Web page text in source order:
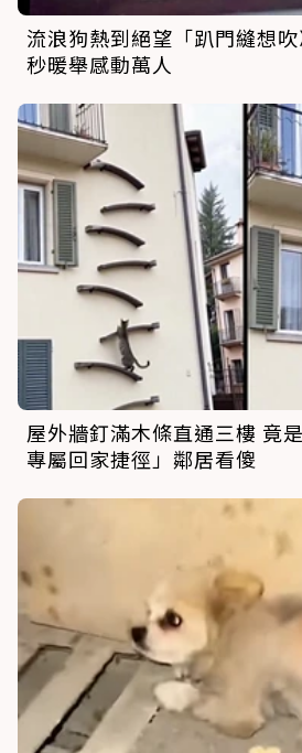
流浪狗熱到絕望「趴門縫想
秒暖舉感動萬人
屋外牆釘滿木條直通三樓 竟
專屬回家捷徑」鄰居看傻